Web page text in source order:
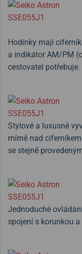
Hodinky mají
a indikátor AM/PM
cestovatel potřebuje.
Stylové a luxusně
mírně nad
se stejně
Jednoduché
spojení s korunkou